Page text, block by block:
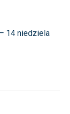
14 niedziela